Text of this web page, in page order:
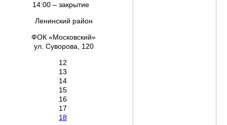
14:00 – закрытие
Ленинский район
ФОК «Московский»
ул. Суворова, 120
12
13
14
15
16
17
18